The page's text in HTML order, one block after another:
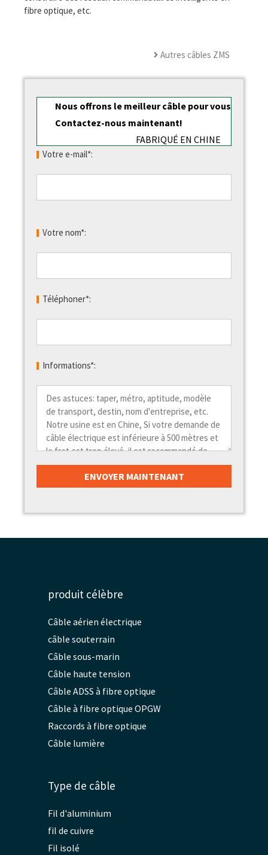
fibre optique, etc.
Autres câbles ZMS
Nous offrons le meilleur câble pour vous
Contactez-nous maintenant!
FABRIQUÉ EN CHINE
Votre e-mail*:
Votre nom*:
Téléphoner*:
Informations*:
produit célèbre
Câble aérien électrique
câble souterrain
Câble sous-marin
Câble haute tension
Câble ADSS à fibre optique
Câble à fibre optique OPGW
Raccords à fibre optique
Câble lumière
Type de câble
Fil d'aluminium
fil de cuivre
Fil isolé